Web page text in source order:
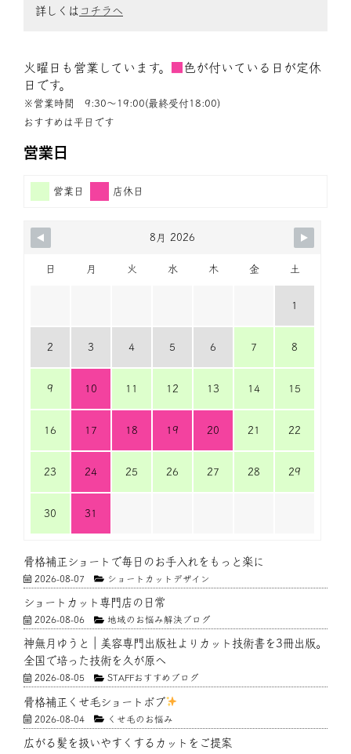
詳しくは コチラへ
火曜日も営業しています。
色が付いている日が定休
日です。
※営業時間 9:30〜19:00(最終受付18:00)
おすすめは平日です
営業日
営業日 店休日
8月 2026
日 月 火 水 木 金 土
1
2 3 4 5 6 7 8
9 10 11 12 13 14 15
16 17 18 19 20 21 22
23 24 25 26 27 28 29
30 31
骨格補正ショートで毎日のお手入れをもっと楽に
2026-08-07 ショートカットデザイン
ショートカット専門店の日常
2026-08-06 地域のお悩み解決ブログ
神無月ゆうと｜美容専門出版社よりカット技術書を3冊出版。
全国で培った技術を久が原へ
2026-08-05 STAFFおすすめブログ
骨格補正くせ毛ショートボブ
2026-08-04 くせ毛のお悩み
広がる髪を扱いやすくするカットをご提案